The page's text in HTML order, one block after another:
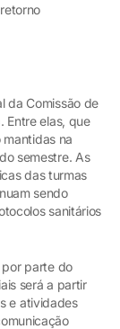
da Comissão de
Entre elas, que
mantidas na
semestre. As
das turmas
sendo
sanitários
por parte do
será a partir
e atividades